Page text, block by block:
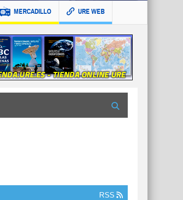
MERCADILLO URE WEB
RSS